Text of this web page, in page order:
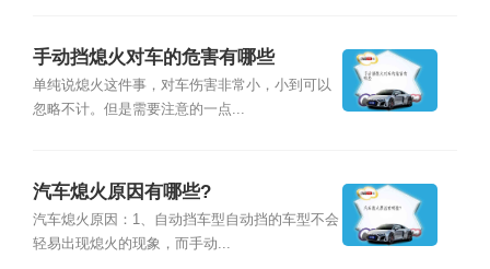
手动挡熄火对车的危害有哪些
单纯说熄火这件事，对车伤害非常小，小到可以
忽略不计。但是需要注意的一点...
汽车熄火原因有哪些?
汽车熄火原因：1、自动挡车型自动挡的车型不会
轻易出现熄火的现象，而手动...